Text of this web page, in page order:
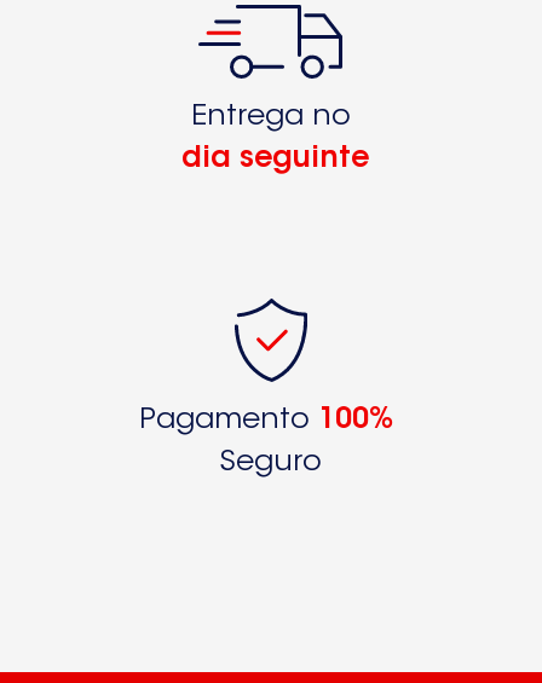
Entrega no
dia seguinte
Pagamento
100%
Seguro